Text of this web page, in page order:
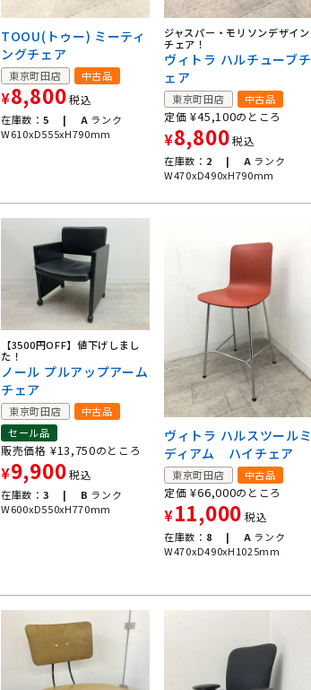
TOOU(トゥー) ミーティ
ングチェア
東京町田店 中古品
¥8,800税込
在庫数： 5 | A ランク
W610xD555xH790mm
ジャスパー・モリソンデザイン
チェア！
ヴィトラ ハルチューブチ
ェア
東京町田店 中古品
定価 ¥45,100のところ
¥8,800税込
在庫数： 2 | A ランク
W470xD490xH790mm
【3500円OFF】値下げしまし
た！
ノール プルアップアーム
チェア
東京町田店
中古品
セール品
販売価格 ¥13,750のところ
¥9,900税込
在庫数： 3 | B ランク
W600xD550xH770mm
ヴィトラ ハルスツールミ
ディアム ハイチェア
東京町田店 中古品
定価 ¥66,000のところ
¥11,000 税込
在庫数： 8 | A ランク
W470xD490xH1025mm